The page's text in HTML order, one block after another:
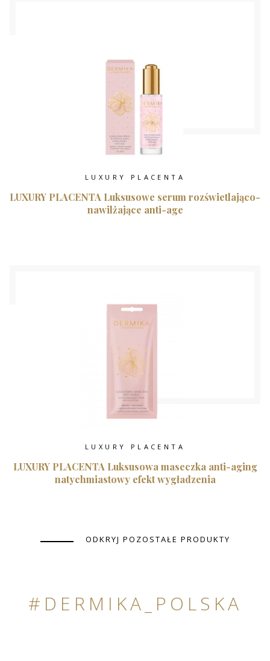
LUXURY PLACENTA
LUXURY PLACENTA Luksusowe serum rozświetlająco-
nawilżające anti-age
LUXURY PLACENTA
LUXURY PLACENTA Luksusowa maseczka anti-aging
natychmiastowy efekt wygładzenia
ODKRYJ POZOSTAŁE PRODUKTY
#DERMIKA_POLSKA